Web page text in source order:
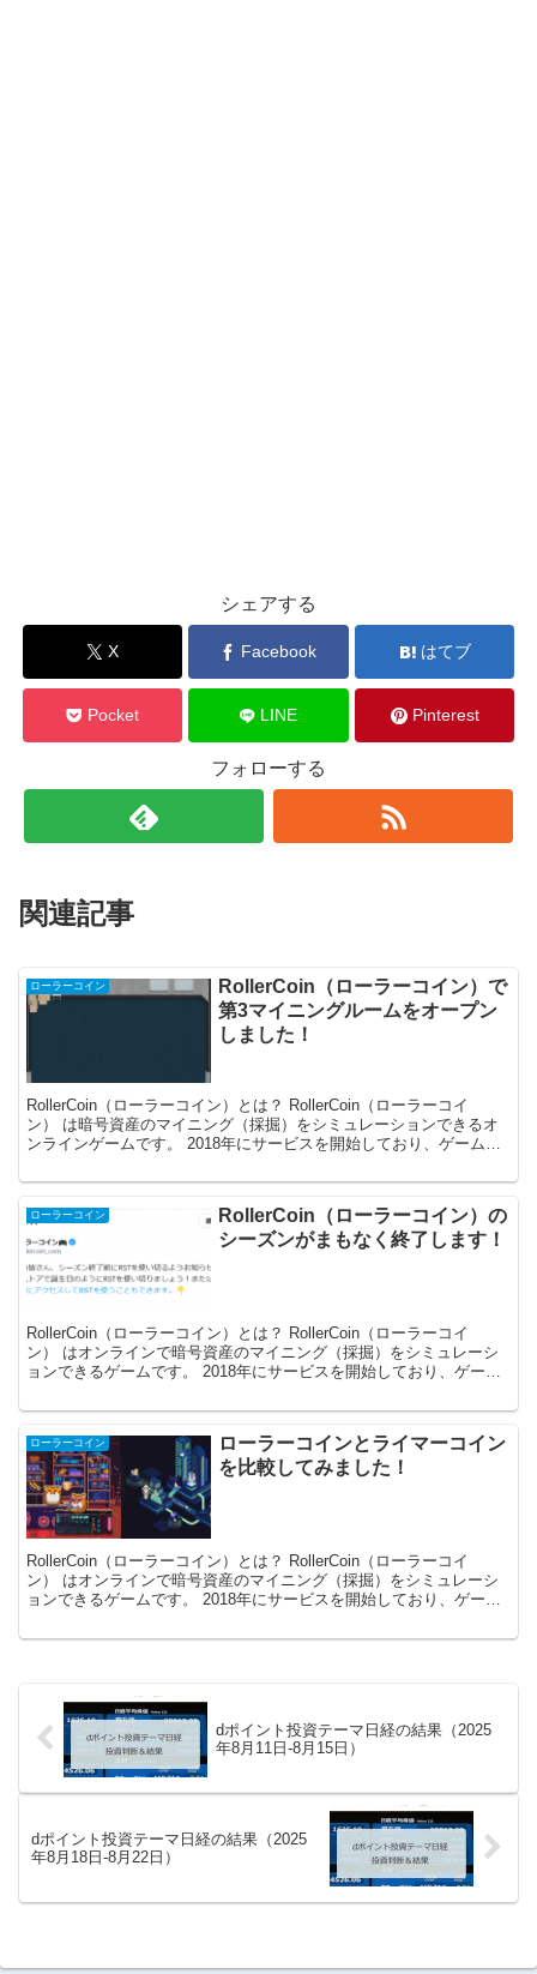
シェアする
X Facebook はてブ
Pocket LINE Pinterest
フォローする
関連記事
ローラーコイン
RollerCoin（ローラーコイン）で
第3マイニングルームをオープン
しました！
RollerCoin（ローラーコイン）とは？ RollerCoin（ローラーコイ
ン） は暗号資産のマイニング（採掘）をシミュレーションできるオ
ンラインゲームです。 2018年にサービスを開始しており、ゲームで
ローラーコイン
RollerCoin（ローラーコイン）の
シーズンがまもなく終了します！
RollerCoin（ローラーコイン）とは？ RollerCoin（ローラーコイ
ン） はオンラインで暗号資産のマイニング（採掘）をシミュレーシ
ョンできるゲームです。 2018年にサービスを開始しており、ゲーム
ローラーコイン
ローラーコインとライマーコイン
を比較してみました！
RollerCoin（ローラーコイン）とは？ RollerCoin（ローラーコイ
ン） はオンラインで暗号資産のマイニング（採掘）をシミュレーシ
ョンできるゲームです。 2018年にサービスを開始しており、ゲーム
dポイント投資テーマ日経の結果（2025
年8月11日-8月15日）
dポイント投資テーマ日経の結果（2025
年8月18日-8月22日）